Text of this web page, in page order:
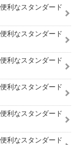
利なスタンダード
利なスタンダード
利なスタンダード
利なスタンダード
利なスタンダード
利なスタンダード